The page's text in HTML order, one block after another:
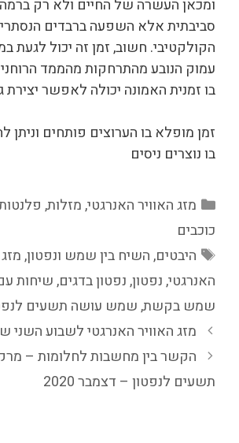
ומכאן העשרה של החיים ולא רק
סביבתית אלא השפעה ברבדים
הקולקטיבי. חשוב, זמן זה יכול לגעת
עמוק הנובע מהתרחקות מהממד
בו זמנית האמונה יכולה לאפשר יצירת
זמן מופלא בו הערוצים פותחים
בו נוצרים ניסים
קטגוריות
מזג האוויר האנרגטי,מזלות,
כוכבים
תגיות
היבטים,השיח בין שמש ונפטון,
האנרגטי,נפטון,נפטון בדגים,שיחות
שמש בקשת,שמש עושה תשעים
מזג האוויר האנרגטי לשבוע השני של
הקשר בין מחשבות לחלומות –
תשעים לנפטון – דצמבר 2020